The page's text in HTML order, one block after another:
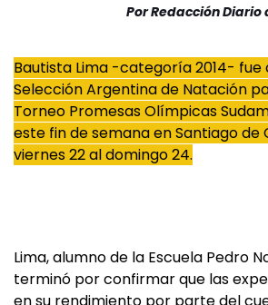
PorRedacción Diario
Bautista Lima -categoría 2014-
Selección Argentina de Natación
Torneo Promesas Olímpicas
este fin de semana en Santiago de
viernes 22 al domingo 24.
Lima, alumno de la Escuela Pedro
terminó por confirmar que las